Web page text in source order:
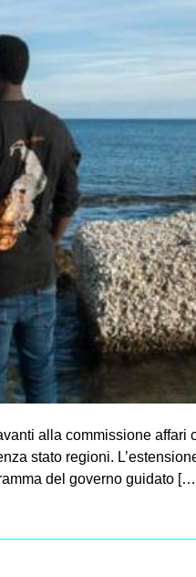
alla commissione
stato regioni.
del governo guidato